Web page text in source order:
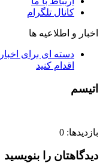
کانال تلگرام
اخبار و اطلاعیه ها
دسته ای برای
اقدام کنید
اتیسم
بازدیدها: 0
دیدگاهتان را بنویسید